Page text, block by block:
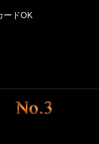
ードOK